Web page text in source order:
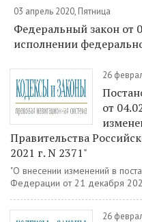
03 апрель 2020, Пятница
Федеральный закон от
исполнении
26
от
Правительства
2021 г. N 2371"
"О внесении изменений в
Федерации от 21 декабря
26